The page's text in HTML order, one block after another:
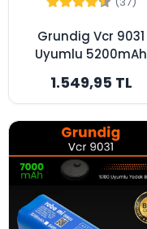
Grundig Vcr 9031
Uyumlu 5200mAh
Bataryası - Orijinal
Kapasite
1.549,95 TL